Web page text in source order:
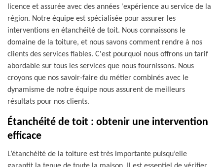
licence et assurée avec des années 'expérience au service de la
région. Notre équipe est spécialisée pour assurer les
interventions en étanchéité de toit. Nous connaissons le
domaine de la toiture, et nous savons comment rendre à nos
clients des services fiables. C'est pourquoi nous offrons un tarif
abordable sur tous les services que nous fournissons. Nous
croyons que nos savoir-faire du métier combinés avec le
dynamisme de notre équipe nous assurent de meilleurs
résultats pour nos clients.
Étanchéité de toit : obtenir une intervention
efficace
L’étanchéité de la toiture est très importante puisqu’elle